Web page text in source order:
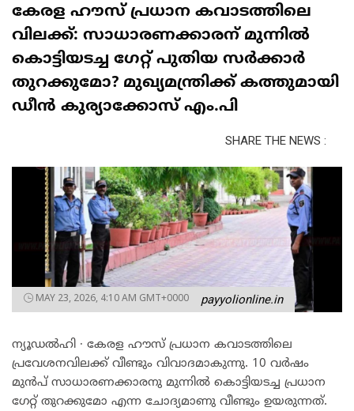
കേരള ഹൗസ് പ്രധാന കവാടത്തിലെ
വിലക്ക്: സാധാരണക്കാരന് മുന്നിൽ
കൊട്ടിയടച്ച ഗേറ്റ് പുതിയ സർക്കാർ
തുറക്കുമോ? മുഖ്യമന്ത്രിക്ക് കത്തുമായി
ഡീൻ കുര്യാക്കോസ് എം.പി
SHARE THE NEWS :
MAY 23, 2026, 4:10 AM GMT+0000 payyolionline.in
ന്യൂഡൽഹി ∙ കേരള ഹൗസ് പ്രധാന കവാടത്തിലെ
പ്രവേശനവിലക്ക് വീണ്ടും വിവാദമാകുന്നു. 10 വർഷം
മുൻപ് സാധാരണക്കാരനു മുന്നിൽ കൊട്ടിയടച്ച പ്രധാന
ഗേറ്റ് തുറക്കുമോ എന്ന ചോദ്യമാണു വീണ്ടും ഉയരുന്നത്.